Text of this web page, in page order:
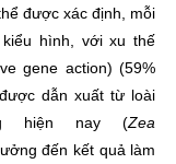
được xác định, mỗi
hình, với xu thế
gene action) (59%
dẫn xuất từ loài
hiện nay (Zea
đến kết quả làm